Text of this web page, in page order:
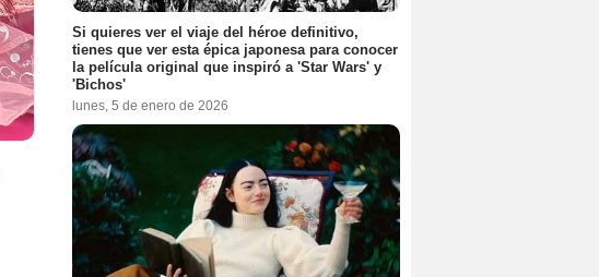
Si quieres ver el viaje del héroe definitivo,
tienes que ver esta épica japonesa para conocer
la película original que inspiró a 'Star Wars' y
'Bichos'
lunes, 5 de enero de 2026